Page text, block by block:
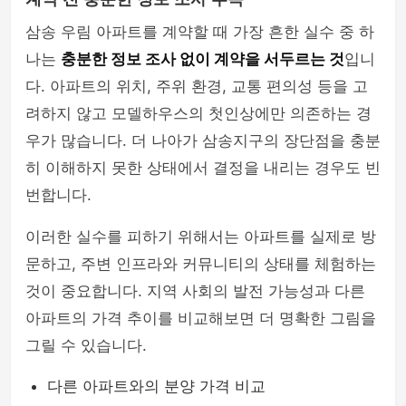
삼송 우림 아파트를 계약할 때 가장 흔한 실수 중 하
나는 충분한 정보 조사 없이 계약을 서두르는 것입니
다. 아파트의 위치, 주위 환경, 교통 편의성 등을 고
려하지 않고 모델하우스의 첫인상에만 의존하는 경
우가 많습니다. 더 나아가 삼송지구의 장단점을 충분
히 이해하지 못한 상태에서 결정을 내리는 경우도 빈
번합니다.
이러한 실수를 피하기 위해서는 아파트를 실제로 방
문하고, 주변 인프라와 커뮤니티의 상태를 체험하는
것이 중요합니다. 지역 사회의 발전 가능성과 다른
아파트의 가격 추이를 비교해보면 더 명확한 그림을
그릴 수 있습니다.
다른 아파트와의 분양 가격 비교